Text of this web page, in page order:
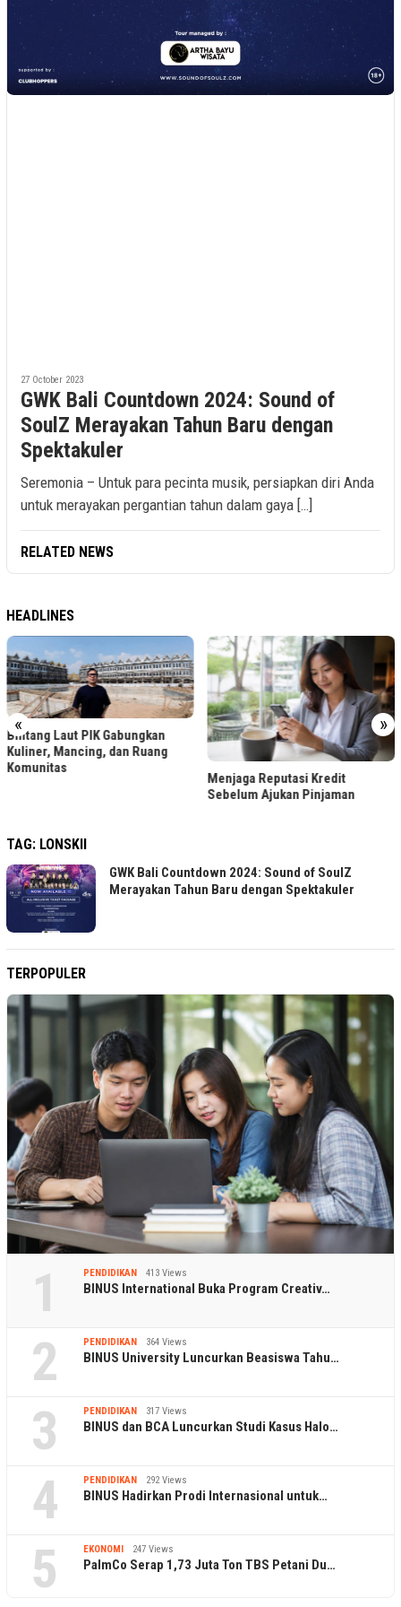
27 October 2023
GWK Bali Countdown 2024: Sound of
SoulZ Merayakan Tahun Baru dengan
Spektakuler
Seremonia – Untuk para pecinta musik, persiapkan diri Anda
untuk merayakan pergantian tahun dalam gaya […]
RELATED NEWS
HEADLINES
« »
Bintang Laut PIK Gabungkan
Kuliner, Mancing, dan Ruang
Komunitas
Menjaga Reputasi Kredit
Sebelum Ajukan Pinjaman
TAG: LONSKII
GWK Bali Countdown 2024: Sound of SoulZ
Merayakan Tahun Baru dengan Spektakuler
TERPOPULER
1 PENDIDIKAN 413 Views
BINUS International Buka Program Creativ…
2 PENDIDIKAN 364 Views
BINUS University Luncurkan Beasiswa Tahu…
3 PENDIDIKAN 317 Views
BINUS dan BCA Luncurkan Studi Kasus Halo…
4 PENDIDIKAN 292 Views
BINUS Hadirkan Prodi Internasional untuk…
5 EKONOMI 247 Views
PalmCo Serap 1,73 Juta Ton TBS Petani Du…